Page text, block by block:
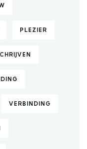
PLEZIER
VERBINDING